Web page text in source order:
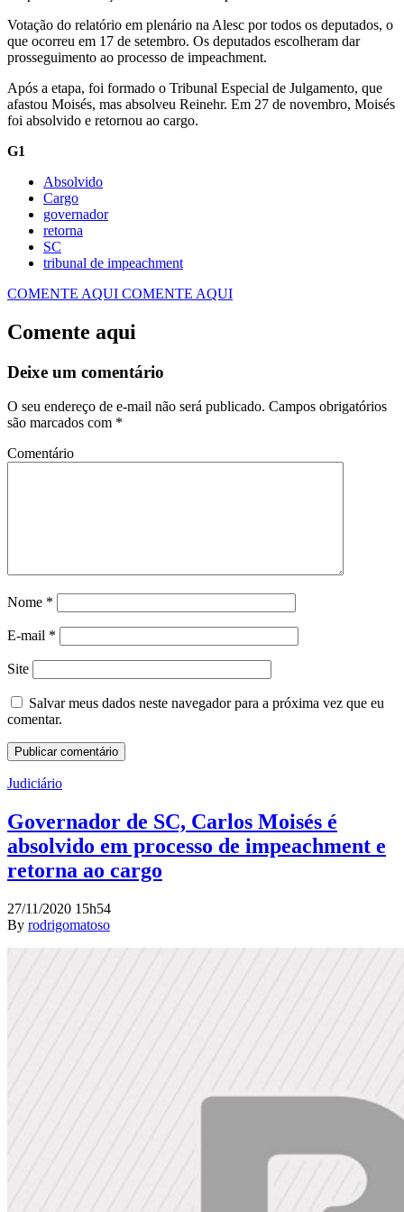
Votação do relatório em plenário na Alesc por todos os deputados, o
que ocorreu em 17 de setembro. Os deputados escolheram dar
prosseguimento ao processo de impeachment.
Após a etapa, foi formado o Tribunal Especial de Julgamento, que
afastou Moisés, mas absolveu Reinehr. Em 27 de novembro, Moisés
foi absolvido e retornou ao cargo.
G1
Absolvido
Cargo
governador
retorna
SC
tribunal de impeachment
COMENTE AQUI COMENTE AQUI
Comente aqui
Deixe um comentário
O seu endereço de e-mail não será publicado. Campos obrigatórios
são marcados com *
Comentário
Nome *
E-mail *
Site
Salvar meus dados neste navegador para a próxima vez que eu
comentar.
Judiciário
Governador de SC, Carlos Moisés é
absolvido em processo de impeachment e
retorna ao cargo
27/11/2020 15h54
By rodrigomatoso